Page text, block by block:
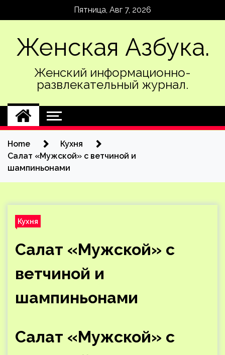
Пятница, Авг 7, 2026
Женская Азбука.
Женский информационно-
развлекательный журнал.
Home
Кухня
Салат «Мужской» с ветчиной и
шампиньонами
Кухня
Салат «Мужской» с
ветчиной и
шампиньонами
Салат «Мужской» с